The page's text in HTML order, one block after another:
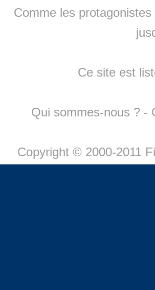
Comme les
Ce site est
Qui sommes-nous ? -
Copyright © 2000-2011